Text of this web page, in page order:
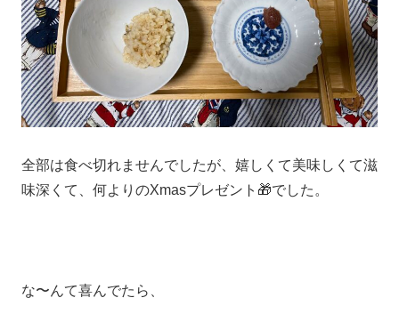
全部は食べ切れませんでしたが、嬉しくて美味しくて滋
味深くて、何よりのXmasプレゼント🎁でした。
な〜んて喜んでたら、